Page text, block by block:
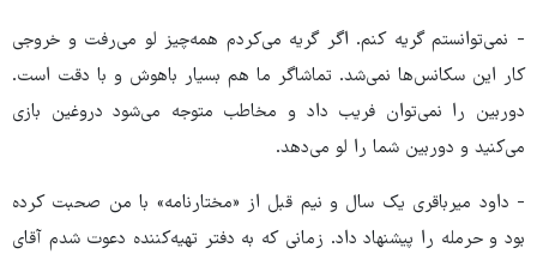
- نمی‌توانستم گریه کنم. اگر گریه می‌کردم همه‌چیز لو می‌رفت و خروجی
کار این سکانس‌ها نمی‌شد. تماشاگر ما هم بسیار باهوش و با دقت است.
دوربین را نمی‌توان فریب داد و مخاطب متوجه می‌شود دروغین بازی
می‌کنید و دوربین شما را لو می‌دهد.
- داود میرباقری یک سال و نیم قبل از «مختارنامه» با من صحبت کرده
بود و حرمله را پیشنهاد داد. زمانی که به دفتر تهیه‌کننده دعوت شدم آقای